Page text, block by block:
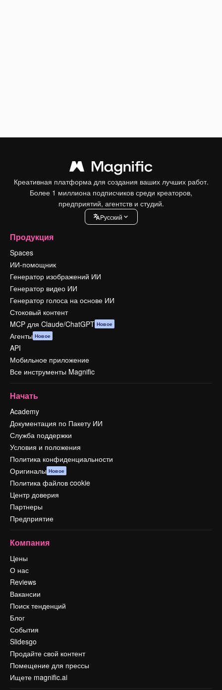
Креативная платформа для создания ваших лучших работ.
Более 1 миллиона подписчиков среди креаторов,
предприятий, агентств и студий.
Pусский
Продукция
Spaces
ИИ-помощник
Генератор изображений ИИ
Генератор видео ИИ
Генератор голоса на основе ИИ
Стоковый контент
MCP для Claude/ChatGPT Новое
Агенты Новое
API
Мобильное приложение
Все инструменты Magnific
Начать
Academy
Документация по Пакету ИИ
Служба поддержки
Условия и положения
Политика конфиденциальности
Оригиналы Новое
Политика файлов cookie
Центр доверия
Партнеры
Предприятие
Компания
Цены
О нас
Reviews
Вакансии
Поиск тенденций
Блог
События
Slidesgo
Продайте свой контент
Помещение для прессы
Ищете magnific.ai